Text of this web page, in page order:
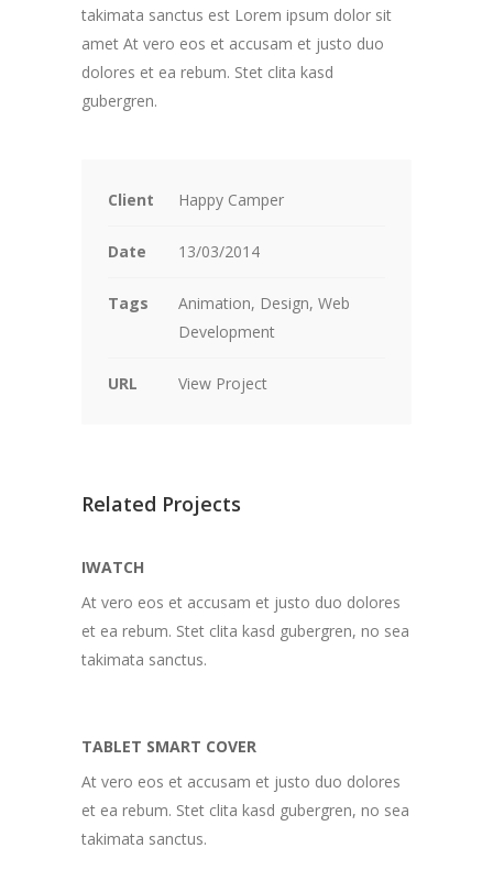
takimata sanctus est Lorem ipsum dolor sit
amet At vero eos et accusam et justo duo
dolores et ea rebum. Stet clita kasd
gubergren.
Client Happy Camper
Date 13/03/2014
Tags
Animation, Design, Web
Development
URL View Project
Related Projects
IWATCH
At vero eos et accusam et justo duo dolores
et ea rebum. Stet clita kasd gubergren, no sea
takimata sanctus.
TABLET SMART COVER
At vero eos et accusam et justo duo dolores
et ea rebum. Stet clita kasd gubergren, no sea
takimata sanctus.